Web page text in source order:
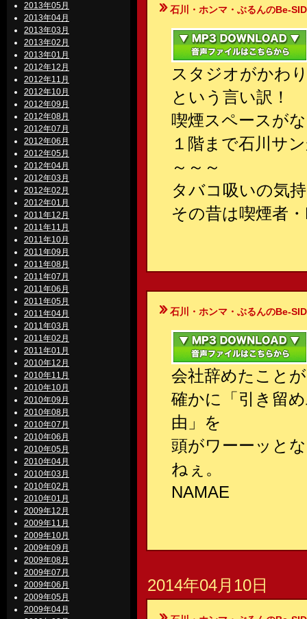
2013年05月
2013年04月
2013年03月
2013年02月
2013年01月
2012年12月
2012年11月
2012年10月
2012年09月
2012年08月
2012年07月
2012年06月
2012年05月
2012年04月
2012年03月
2012年02月
2012年01月
2011年12月
2011年11月
2011年10月
2011年09月
2011年08月
2011年07月
2011年06月
2011年05月
2011年04月
2011年03月
2011年02月
2011年01月
2010年12月
2010年11月
2010年10月
2010年09月
2010年08月
2010年07月
2010年06月
2010年05月
2010年04月
2010年03月
2010年02月
2010年01月
2009年12月
2009年11月
2009年10月
2009年09月
2009年08月
2009年07月
2009年06月
2009年05月
2009年04月
石川・ホンマ・ぶるんのBe-
スタジオがかわ
という言い訳！
喫煙スペースが
１階まで石川サ
～～～
タバコ吸いの気
その昔は喫煙者
石川・ホンマ・ぶるんのBe-
会社辞めたこと
確かに「引き留
由」を
頭がワーーッと
ねぇ。
NAMAE
2014年04月10日